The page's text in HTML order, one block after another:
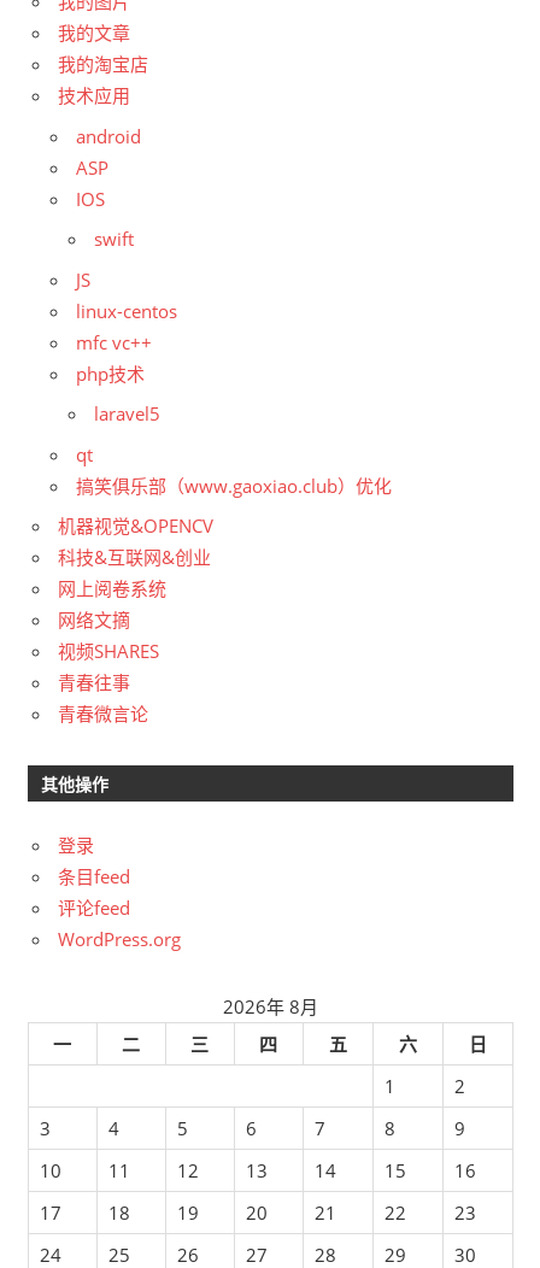
我的文章
我的淘宝店
技术应用
android
ASP
IOS
swift
JS
linux-centos
mfc vc++
php技术
laravel5
qt
搞笑俱乐部（www.gaoxiao.club）优化
机器视觉&OPENCV
科技&互联网&创业
网上阅卷系统
网络文摘
视频SHARES
青春往事
青春微言论
其他操作
登录
条目feed
评论feed
WordPress.org
2026年 8月
一
二 三 四 五 六
日
1
2
3
4 5 6 7 8
9
10
11 12 13 14 15
16
17
18 19 20 21 22
23
24
25 26 27 28 29
30